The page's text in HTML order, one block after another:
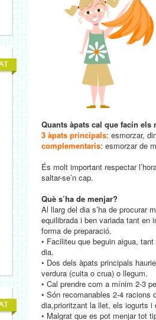
Quants àpats cal que facin els
3 àpats principals: esmorzar,
complementaris: esmorzar de
És molt important respectar
saltar-se’n cap.
Què s’ha de menjar?
Al llarg del dia s’ha de procurar
equilibrada i ben variada tant en
forma de preparació.
• Faciliteu que beguin aigua,
dia.
• Dos dels àpats principals
verdura (cuita o crua) o llegum.
• Cal prendre com a mínim 2-3
• Són recomanables 2-4 racions
dia,prioritzant la llet, els iogurts i
• Malgrat que es pot menjar tot